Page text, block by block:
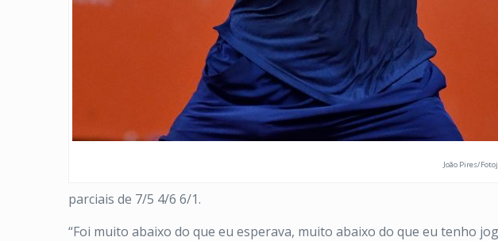
João Pires/
parciais de 7/5 4/6 6/1.
“Foi muito abaixo do que eu esperava, muito abaixo do que eu tenho